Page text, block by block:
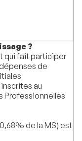
?
qui fait participer
de
au
Professionnelles
de la MS) est